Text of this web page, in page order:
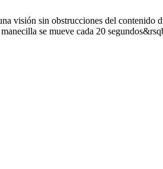
visión sin obstrucciones del contenido
se mueve cada 20